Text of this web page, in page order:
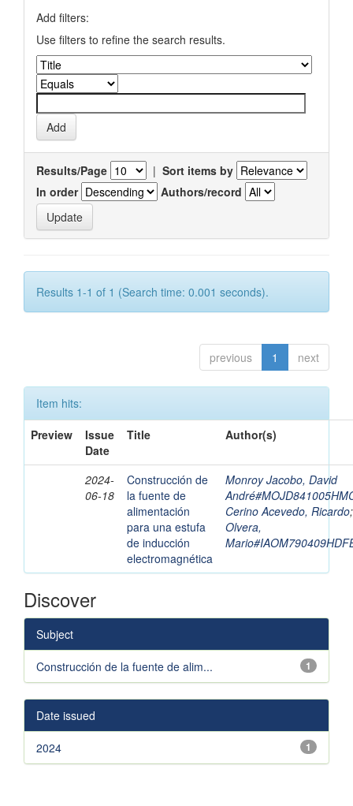
Add filters:
Use filters to refine the search results.
Results/Page | Sort items by
In order
Authors/record
Results 1-1 of 1 (Search time: 0.001 seconds).
previous 1 next
Item hits:
Preview
Issue
Date
Title Author(s)
2024-
06-18
Construcción de
la fuente de
alimentación
para una estufa
de inducción
electromagnética
Monroy Jacobo, David
Cerino Acevedo, Ricardo
Olvera,
Discover
Subject
1
Construcción de la fuente de alim...
Date issued
1
2024